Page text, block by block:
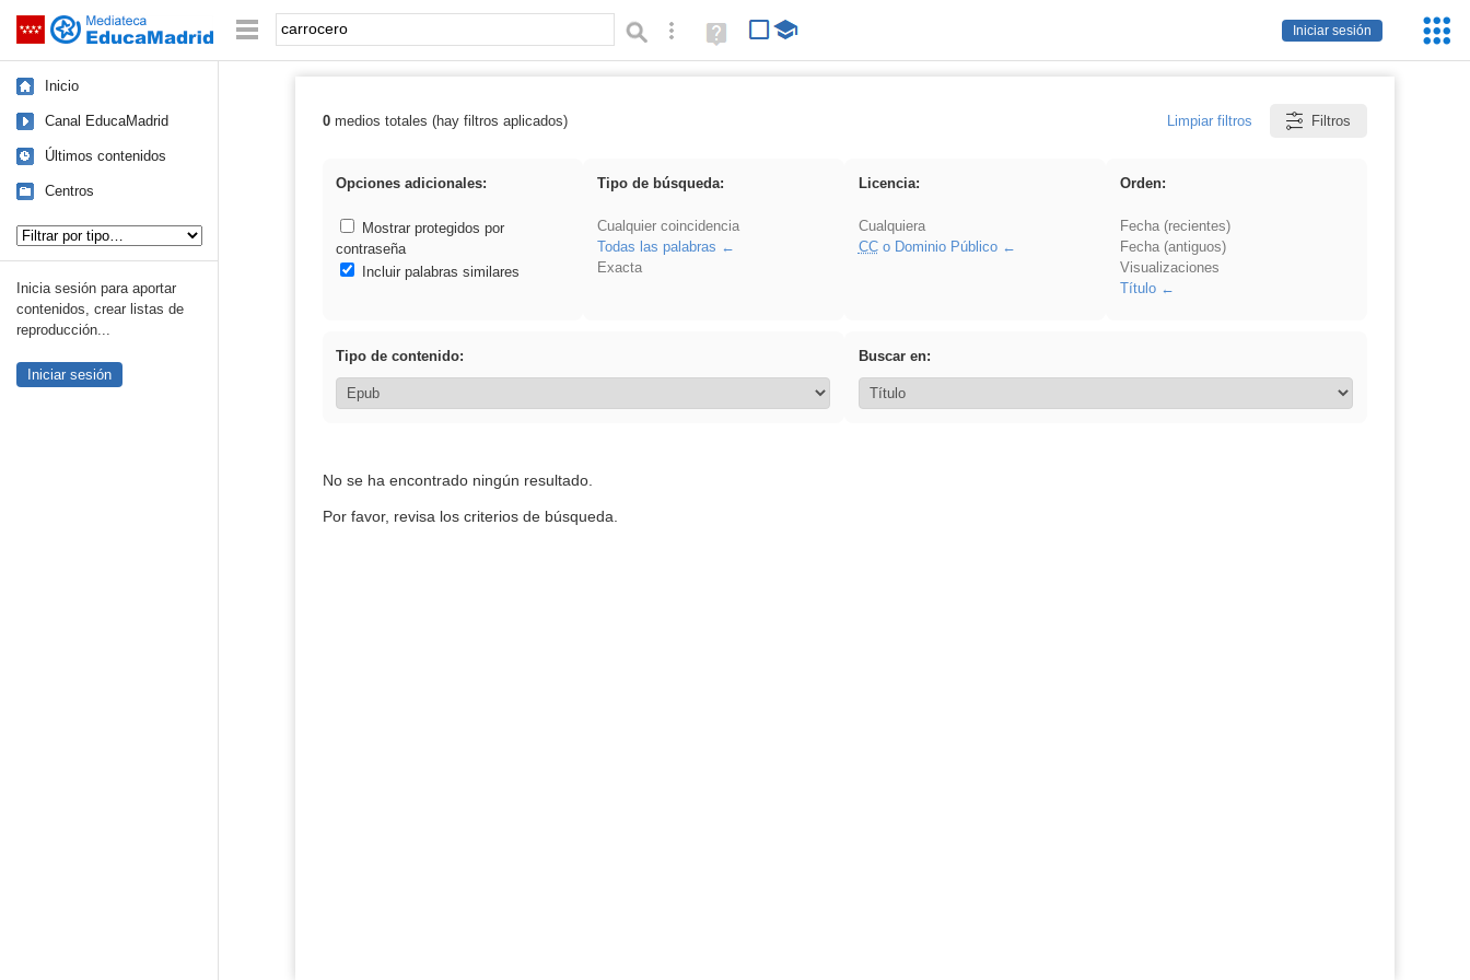
Saltar navegación
Iniciar sesión
Palabra o frase: Búsqueda avanzada
Ayuda
(en
Inicio
Canal EducaMadrid
Últimos contenidos
Centros
Inicia sesión para aportar
contenidos, crear listas de
reproducción...
Iniciar sesión
Resultados de: carrocero
0medios totales (hay filtros aplicados) Limpiar filtros Filtros
Opciones adicionales:
Mostrar protegidos por
contraseña
Incluir palabras similares
Tipo de búsqueda:
Cualquier coincidencia
Todas las palabras
Exacta
Licencia:
Cualquiera
CCo Dominio Público
Orden:
Fecha (recientes)
Fecha (antiguos)
Visualizaciones
Título
Tipo de contenido: Buscar en:
No se ha encontrado ningún resultado.
Por favor, revisa los criterios de búsqueda.